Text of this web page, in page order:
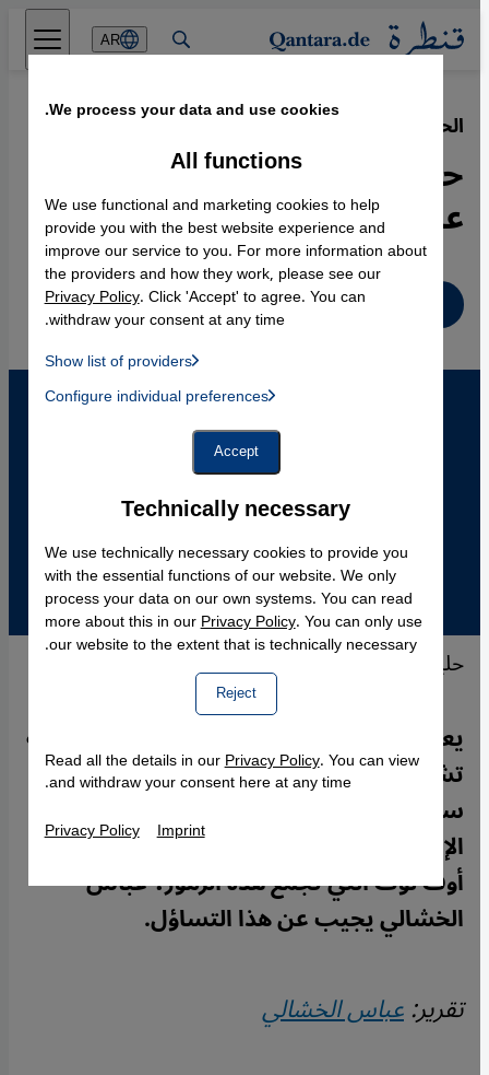
Direkt zum Inhalt springen
AR
الحلي والأديان 15.10.2011
حلي الأديان الثلاثة- رمز لتفاهم
عالمي أوسع
حلية لايبل اوف لوف
يعبر البعض عن عقائدهم من خلال حلي معينة
تشير إلى رموز دينية، اكتسبت أيضاً بعداً
سياسياً مثل الصليب ونجمة داوود، أو الهلال
الإسلامي. لكن أي رسالة تحملها حلي ليبل
أوف لوف التي تجمع هذه الرموز؟ عباس
الخشالي يجيب عن هذا التساؤل.
تقرير:عباس الخشالي
We process your data and use cookies.
Technically necessary
We use technically necessary cookies to provide you
with the essential functions of our website. We only
process your data on our own systems. You can read
more about this in ourPrivacy Policy. You can only use
our website to the extent that is technically necessary.
Reject
All functions
We use functional and marketing cookies to help
provide you with the best website experience and
improve our service to you. For more information about
the providers and how they work, please see our
Privacy Policy. Click 'Accept' to agree. You can
withdraw your consent at any time.
Show list of providers
Instagram Embed, Twitter Embed, Youtube Embed
Facebook Embed / Facebook Connect
Google Maps Embed
Configure individual preferences
Accept
Read all the details in ourPrivacy Policy. You can view
and withdraw your consent here at any time.
Privacy Policy Imprint